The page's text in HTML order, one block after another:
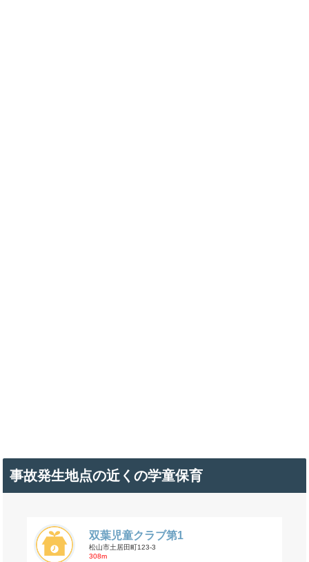
事故発生地点の近くの学童保育
双葉児童クラブ第1
松山市土居田町123-3
308m